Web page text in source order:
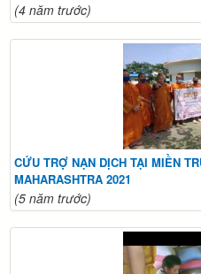
(4 năm trước)
CỨU TRỢ NẠN DỊCH TẠI MIỀN
MAHARASHTRA 2021
(5 năm trước)